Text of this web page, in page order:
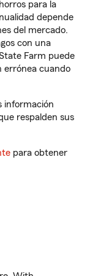
para la
depende
del mercado.
con una
Farm puede
errónea cuando
información
respalden sus
para obtener